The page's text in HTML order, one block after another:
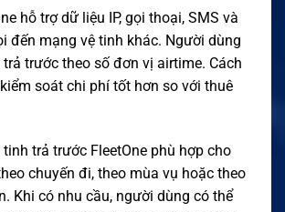
hỗ trợ dữ liệu IP, gọi thoại, SMS và
đến mạng vệ tinh khác. Người dùng
trước theo số đơn vị airtime. Cách
soát chi phí tốt hơn so với thuê
tinh trả trước FleetOne phù hợp cho
chuyến đi, theo mùa vụ hoặc theo
Khi có nhu cầu, người dùng có thể